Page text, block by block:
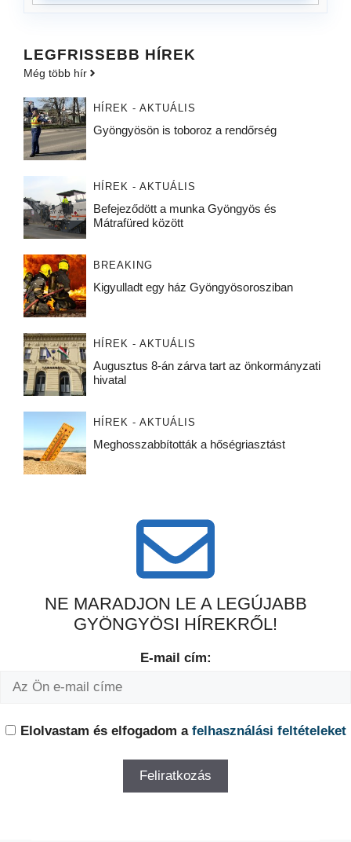
LEGFRISSEBB HÍREK
Még több hír
HÍREK - AKTUÁLIS
Gyöngyösön is toboroz a rendőrség
HÍREK - AKTUÁLIS
Befejeződött a munka Gyöngyös és
Mátrafüred között
BREAKING
Kigyulladt egy ház Gyöngyösorosziban
HÍREK - AKTUÁLIS
Augusztus 8-án zárva tart az önkormányzati
hivatal
HÍREK - AKTUÁLIS
Meghosszabbították a hőségriasztást
NE MARADJON LE A LEGÚJABB
GYÖNGYÖSI HÍREKRŐL!
E-mail cím:
Elolvastam és elfogadom a felhasználási feltételeket